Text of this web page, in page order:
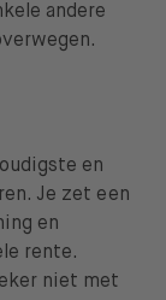
andere
en
Je zet een
en
rente.
niet met